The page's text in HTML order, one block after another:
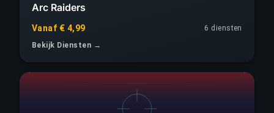
Arc Raiders
Vanaf € 4,99
6 diensten
Bekijk Diensten →